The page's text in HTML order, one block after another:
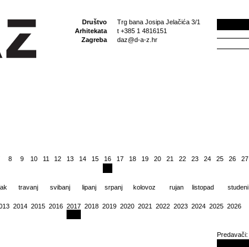
Društvo
Arhitekata
Zagreba
Trg bana Josipa Jelačića 3/1
t +385 1 4816151
daz@d-a-z.hr
8 9 10 11 12 13 14 15 16 17 18 19 20 21 22 23 24 25 26 27
travanj svibanj lipanj srpanj kolovoz rujan listopad studeni
2014 2015 2016 2017 2018 2019 2020 2021 2022 2023 2024 2025 2026
Predavači: